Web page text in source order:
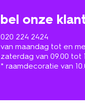
bel onze
020 224 2424
van maandag tot en
zaterdag van 09.00 tot
* raamdecoratie van